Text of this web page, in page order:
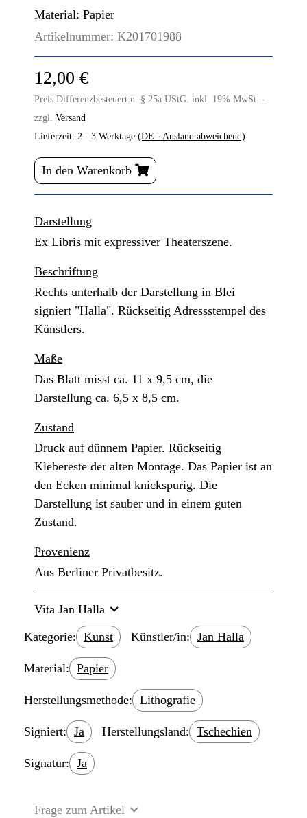
Material: Papier
Artikelnummer: K201701988
12,00 €
Preis Differenzbesteuert n. § 25a UStG. inkl. 19% MwSt. -
zzgl. Versand
Lieferzeit: 2 - 3 Werktage (DE - Ausland abweichend)
In den Warenkorb
Darstellung
Ex Libris mit expressiver Theaterszene.
Beschriftung
Rechts unterhalb der Darstellung in Blei
signiert "Halla". Rückseitig Adressstempel des
Künstlers.
Maße
Das Blatt misst ca. 11 x 9,5 cm, die
Darstellung ca. 6,5 x 8,5 cm.
Zustand
Druck auf dünnem Papier. Rückseitig
Klebereste der alten Montage. Das Papier ist an
den Ecken minimal knickspurig. Die
Darstellung ist sauber und in einem guten
Zustand.
Provenienz
Aus Berliner Privatbesitz.
Vita Jan Halla
Kategorie: Kunst Künstler/in: Jan Halla
Material: Papier
Herstellungsmethode: Lithografie
Signiert: Ja Herstellungsland: Tschechien
Signatur: Ja
Frage zum Artikel